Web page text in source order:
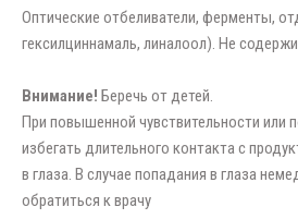
Оптические отбеливатели, ферменты,
гексилциннамаль, линалоол). Не
Внимание! Беречь от детей.
При повышенной чувствительности или
избегать длительного контакта с
в глаза. В случае попадания в глаза
обратиться к врачу